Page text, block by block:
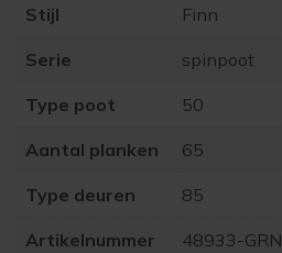
Stijl Finn
Serie spinpoot
Type poot 50
Aantal planken 65
Type deuren 85
Artikelnummer 48933-GRN